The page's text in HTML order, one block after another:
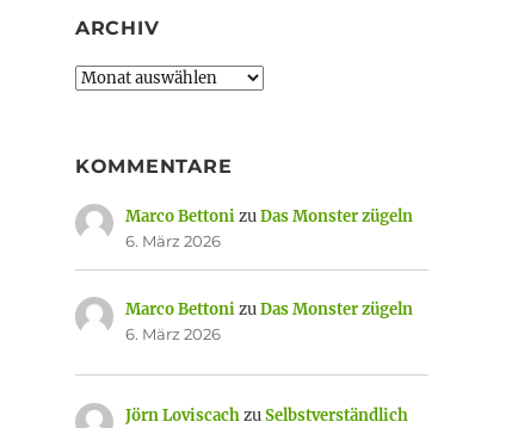
ARCHIV
Archiv
KOMMENTARE
Marco BettonizuDas Monster zügeln
6. März 2026
Marco BettonizuDas Monster zügeln
6. März 2026
Jörn LoviscachzuSelbstverständlich